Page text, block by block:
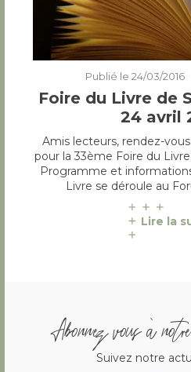
Publié le 24/03/2016
Foire du Livre de
24 avril
Amis lecteurs, rendez-
pour la 33ème Foire du
Programme et
Livre se déroule au
Lire la
Abonnez vous à
Suivez notre